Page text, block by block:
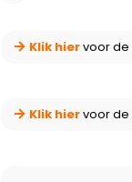
Klik hiervoor de
Klik hiervoor de